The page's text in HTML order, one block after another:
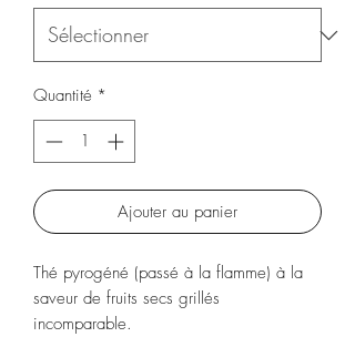
Quantité *
Ajouter au panier
Thé pyrogéné (passé à la flamme) à la
saveur de fruits secs grillés
incomparable.